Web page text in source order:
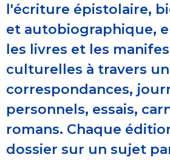
l'écriture épistolaire,
et autobiographique,
les livres et les
culturelles à travers
correspondances,
personnels, essais,
romans. Chaque
dossier sur un sujet